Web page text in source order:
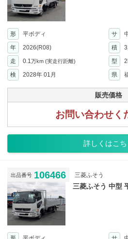
形 平ボディ サ
年
2026(R08) 積
走 0.1万km (実走行距離) 型
検
2028年 01月 県
販売価格
お問い合わせく
詳しくはこち
出品番号 106466 三菱ふそう
三菱ふそう 中型